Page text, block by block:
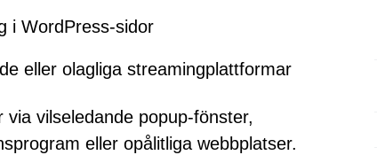
i WordPress-sidor
eller olagliga streamingplattformar
vilseledande popup-fönster,
eller opålitliga webbplatser.